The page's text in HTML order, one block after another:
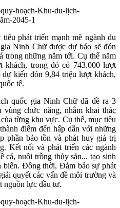
phát triển mạnh mẽ ngành du
Ninh Chữ được dự báo sẽ đón
trong những năm tới. Cụ thể năm
khách, trong đó có 743.000 lượt
dự kiến đón 9,84 triệu lượt khách,
tế.
quốc gia Ninh Chữ đã đề ra 3
chức năng, nhằm khai thác
từng khu vực. Cụ thể, mục tiêu
điểm đến hấp dẫn với những
phần bảo tồn và phát huy giá trị
Kết nối và phát triển các ngành
cá, nuôi trồng thủy sản... tạo sinh
biển. Đồng thời, Đảm bảo sự phát
quyết các vấn đề môi trường và
nguồn lực đầu tư.